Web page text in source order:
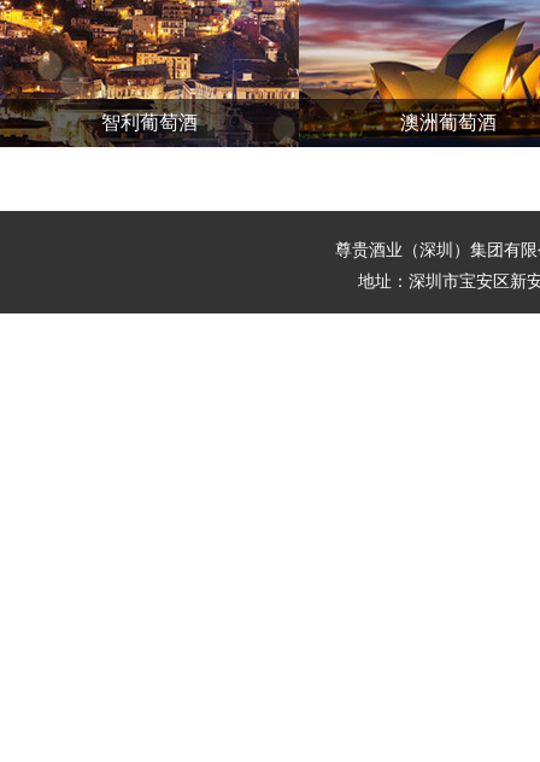
智利葡萄酒 澳洲葡萄酒
尊贵酒业（深圳）集团有
地址：深圳市宝安区新